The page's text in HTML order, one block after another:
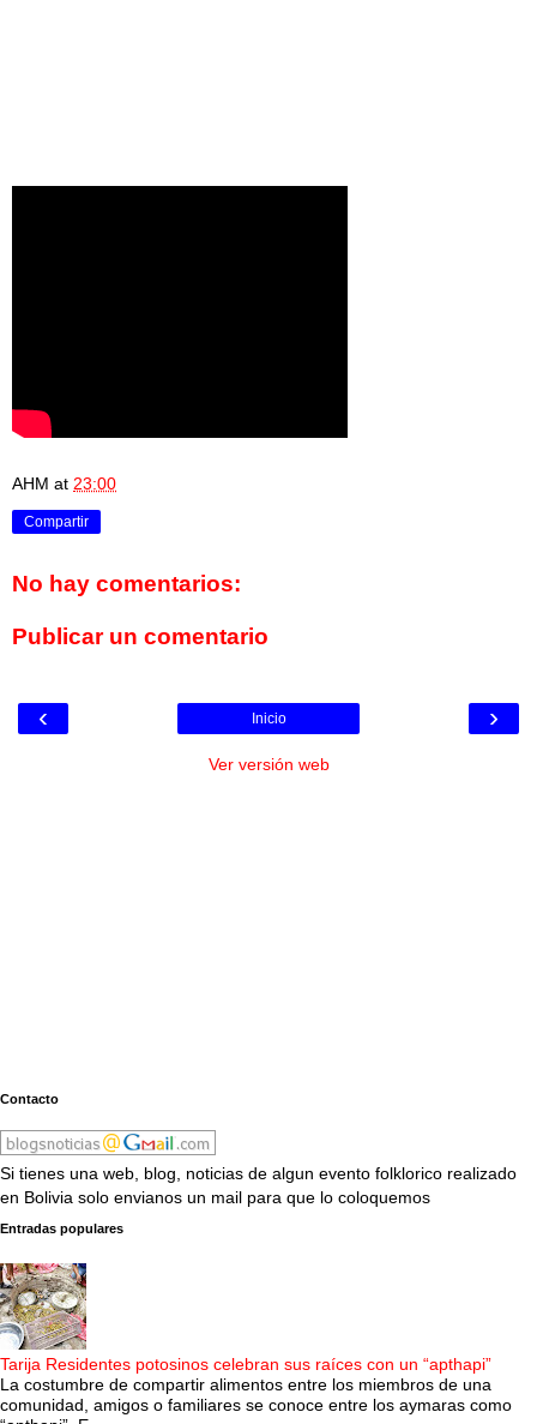
AHM at 23:00
Compartir
No hay comentarios:
Publicar un comentario
‹ ›
Inicio
Ver versión web
Contacto
Si tienes una web, blog, noticias de algun evento folklorico realizado
en Bolivia solo envianos un mail para que lo coloquemos
Entradas populares
Tarija Residentes potosinos celebran sus raíces con un “apthapi”
La costumbre de compartir alimentos entre los miembros de una
comunidad, amigos o familiares se conoce entre los aymaras como